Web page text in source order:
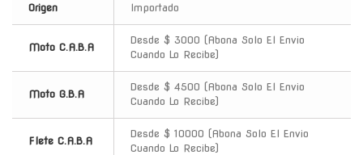
Origen Importado
Moto C.A.B.A
Desde $ 3000 (Abona Solo El Envio
Cuando Lo Recibe)
Moto G.B.A
Desde $ 4500 (Abona Solo El Envio
Cuando Lo Recibe)
Flete C.A.B.A
Desde $ 10000 (Abona Solo El Envio
Cuando Lo Recibe)